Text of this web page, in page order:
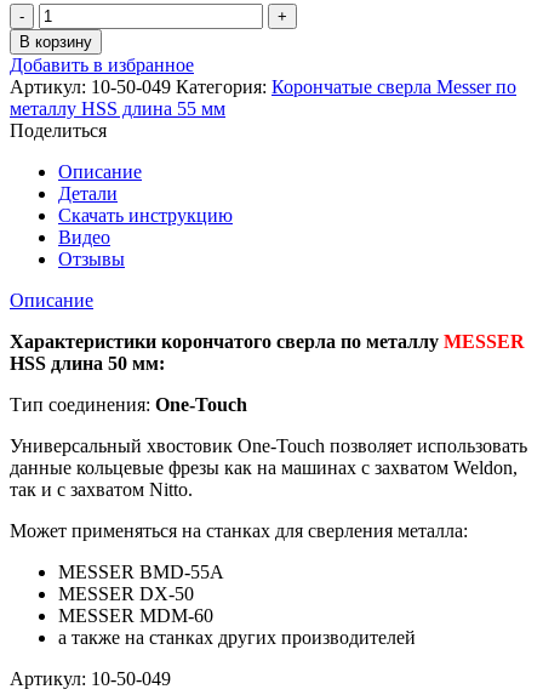
Количество
товара
Корончатое
сверло
Messer
HSS
по
металлу
диаметр
49
мм/
длина
мм
В корзину
Добавить в избранное
Артикул: 10-50-049 Категория: Корончатые сверла Messer по
металлу HSS длина 55 мм
Поделиться
Описание
Детали
Скачать инструкцию
Видео
Отзывы
Описание
Характеристики корончатого сверла по металлу MESSER
HSS длина 50 мм:
Тип соединения: One-Touch
Универсальный хвостовик Оne-Touch позволяет использовать
данные кольцевые фрезы как на машинах с захватом Weldon,
так и с захватом Nitto.
Может применяться на станках для сверления металла:
MESSER BMD-55A
MESSER DX-50
MESSER MDM-60
а также на станках других производителей
Артикул: 10-50-049